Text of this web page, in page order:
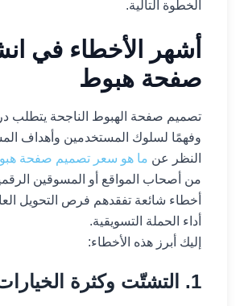
الخطوة التالية.
أشهر الأخطاء في
صفحة هبوط
تصميم صفحة الهبوط الناجحة يتطلب
وفهمًا لسلوك المستخدمين وأهداف
النظر عن ما هو سعر تصميم صفحة
من أصحاب المواقع أو المسوقين
أخطاء شائعة تفقدهم فرص التحويل
أداء الحملة التسويقية.
إليك أبرز هذه الأخطاء:
1. التشتّت وكثرة الخيارات